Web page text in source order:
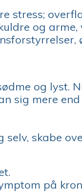
stress;
og
og lyst.
sig mere
skabe
på